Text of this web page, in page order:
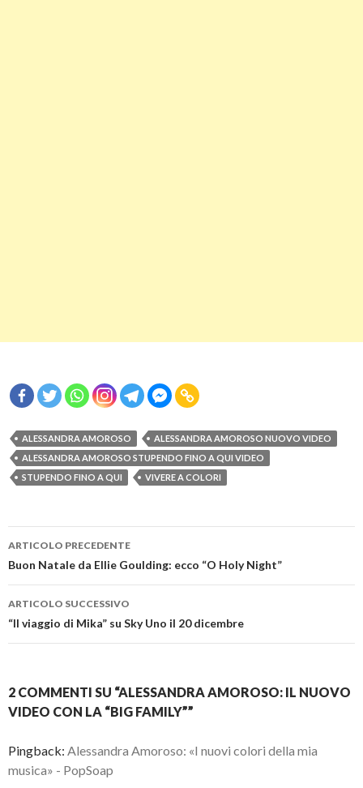
ALESSANDRA AMOROSO
ALESSANDRA AMOROSO NUOVO VIDEO
ALESSANDRA AMOROSO STUPENDO FINO A QUI VIDEO
STUPENDO FINO A QUI
VIVERE A COLORI
Navigazione
articolo
ARTICOLO PRECEDENTE
Buon Natale da Ellie Goulding: ecco “O Holy Night”
ARTICOLO SUCCESSIVO
“Il viaggio di Mika” su Sky Uno il 20 dicembre
2 COMMENTI SU “ALESSANDRA AMOROSO: IL NUOVO
VIDEO CON LA “BIG FAMILY””
Pingback: Alessandra Amoroso: «I nuovi colori della mia
musica» - PopSoap